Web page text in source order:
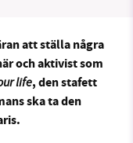
Tipsa oss
att ställa några
och aktivist som
life, den stafett
ska ta den